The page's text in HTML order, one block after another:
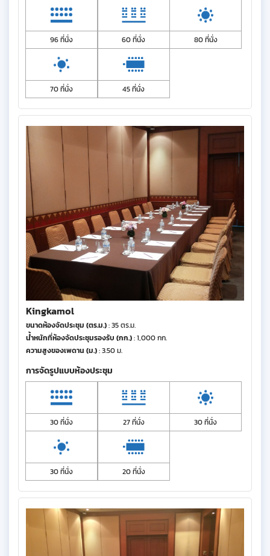
96 ที่นั่ง 60 ที่นั่ง 80 ที่นั่ง
70 ที่นั่ง 45 ที่นั่ง
Kingkamol
ขนาดห้องจัดประชุม (ตร.ม.): 35 ตร.ม.
น้ำหนักที่ห้องจัดประชุมรองรับ (กก.): 1,000 กก.
ความสูงของเพดาน (ม.): 3.50 ม.
การจัดรูปแบบห้องประชุม
30 ที่นั่ง 27 ที่นั่ง 30 ที่นั่ง
30 ที่นั่ง 20 ที่นั่ง